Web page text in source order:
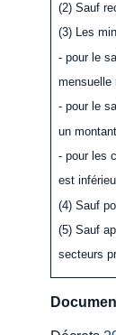
(2) Sauf
(3) Les
- pour le
mensuelle
- pour le
un
- pour les
est
(4) Sauf
(5) Sauf
secteurs